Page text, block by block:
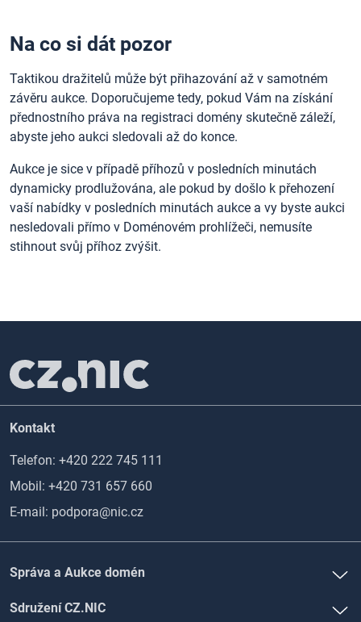
Na co si dát pozor
Taktikou dražitelů může být přihazování až v samotném
závěru aukce. Doporučujeme tedy, pokud Vám na získání
přednostního práva na registraci domény skutečně záleží,
abyste jeho aukci sledovali až do konce.
Aukce je sice v případě příhozů v posledních minutách
dynamicky prodlužována, ale pokud by došlo k přehození
vaší nabídky v posledních minutách aukce a vy byste aukci
nesledovali přímo v Doménovém prohlížeči, nemusíte
stihnout svůj příhoz zvýšit.
Kontakt
Telefon: +420 222 745 111
Mobil: +420 731 657 660
E-mail: podpora@nic.cz
Správa a Aukce domén
Sdružení CZ.NIC